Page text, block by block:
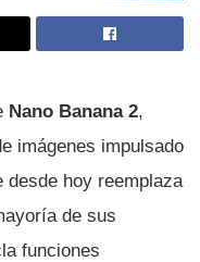
Nano Banana 2,
imágenes impulsado
desde hoy reemplaza
de sus
funciones